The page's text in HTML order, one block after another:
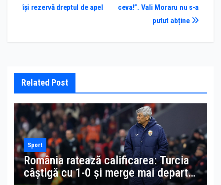
ceva!”. Vali Moraru nu s-a
putut abține
își rezervă dreptul de apel
Related Post
Sport
România ratează calificarea: Turcia
câștigă cu 1-0 și merge mai departe